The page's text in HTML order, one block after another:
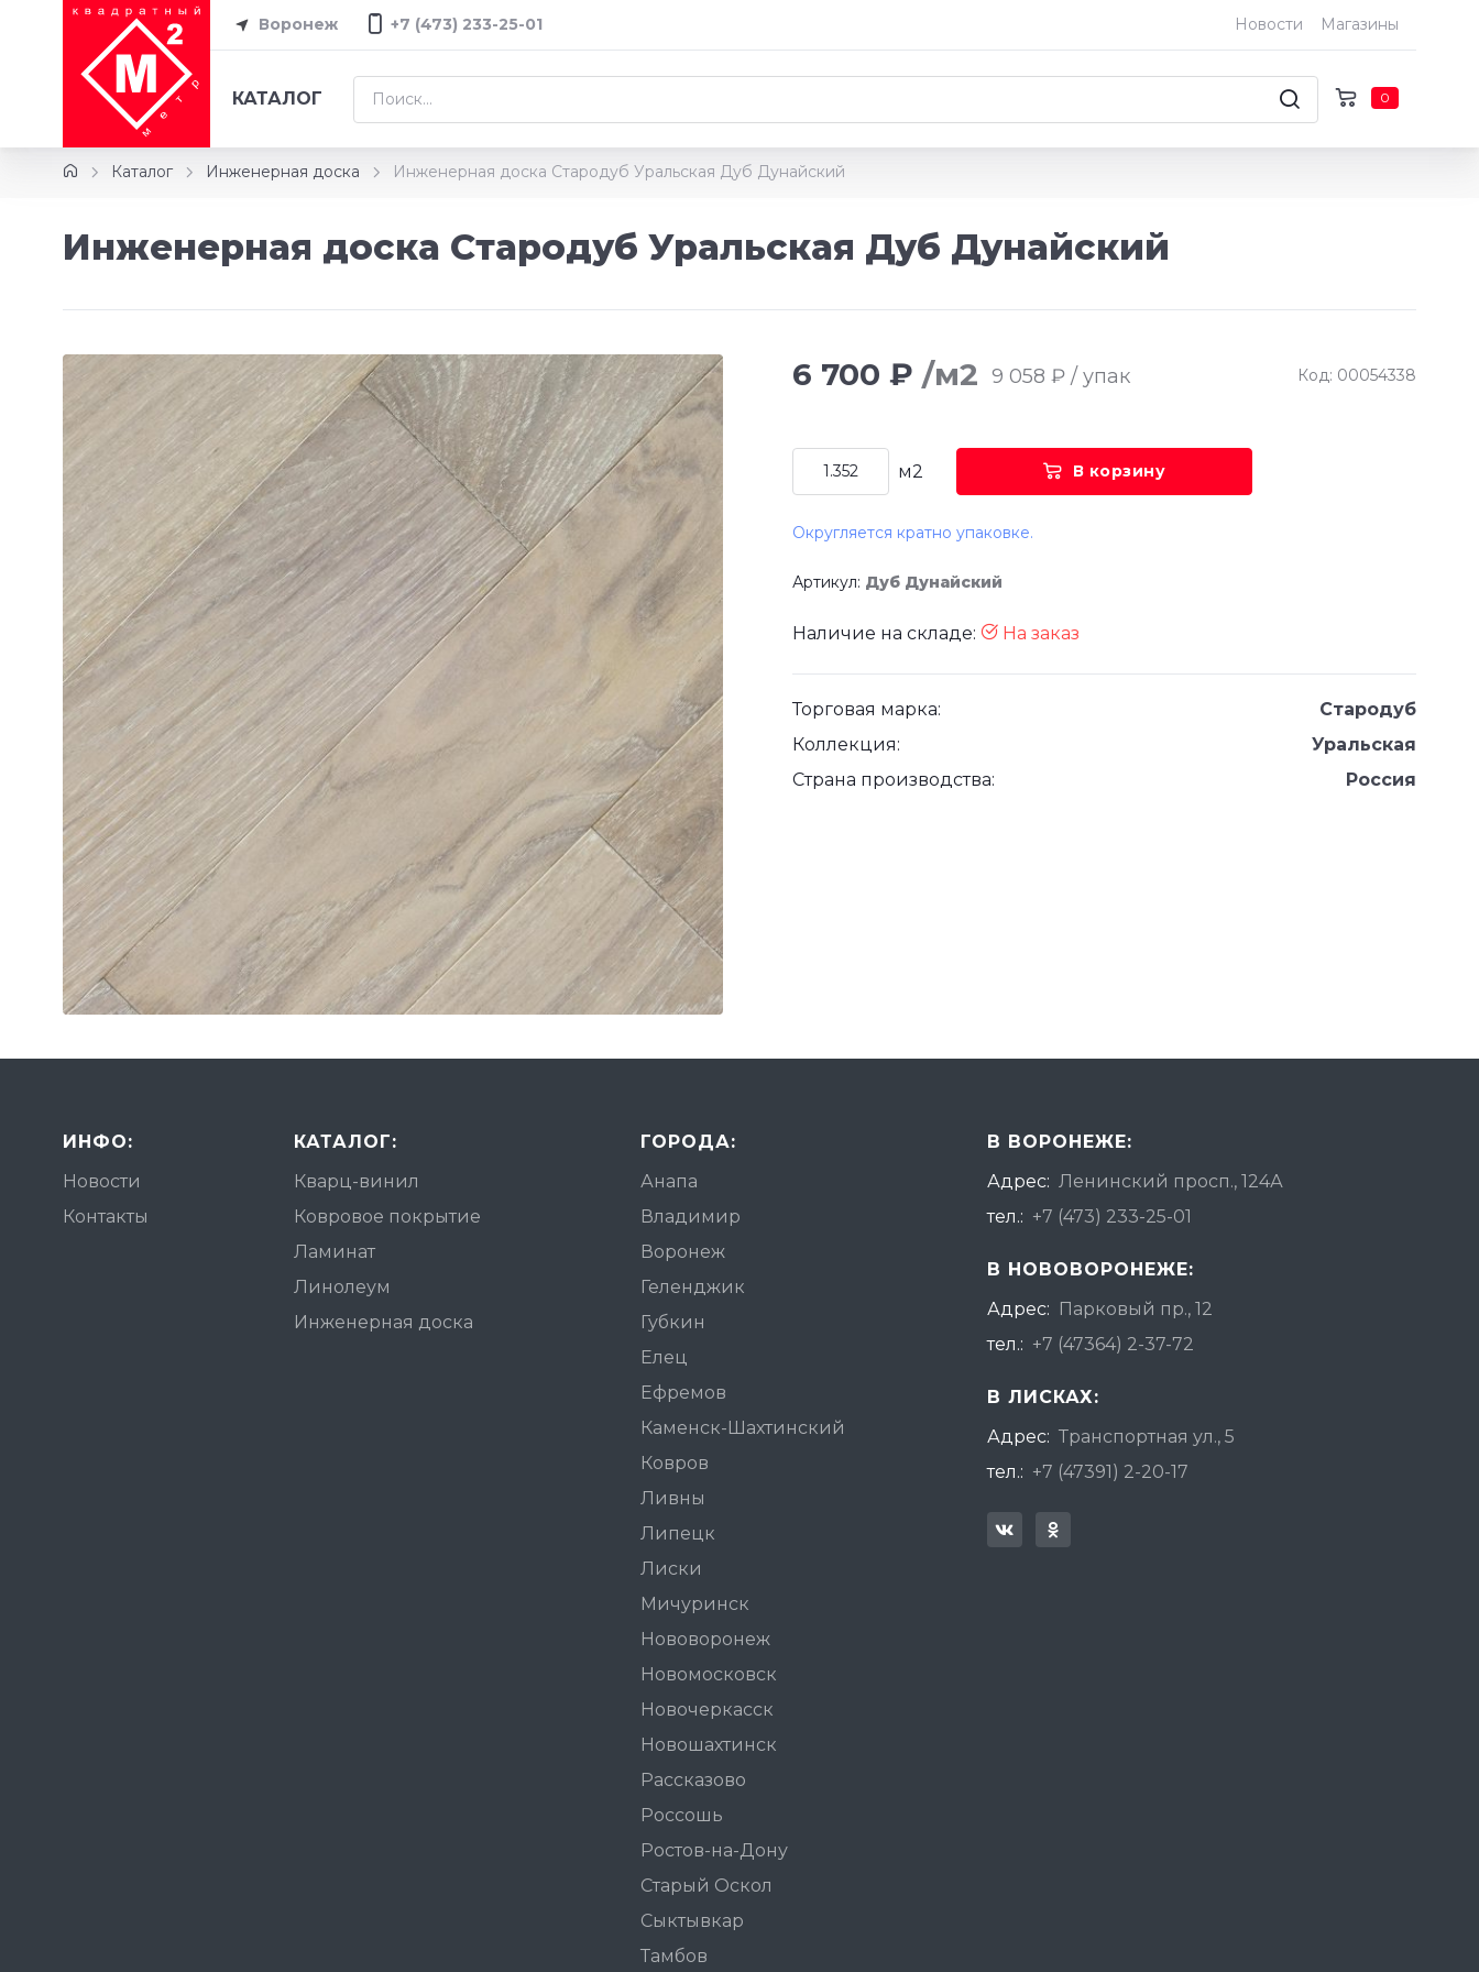
Воронеж +7 (473) 233-25-01 Новости Магазины
КАТАЛОГ 0
Каталог Инженерная доска Инженерная доска Стародуб Уральская Дуб Дунайский
Инженерная доска Стародуб Уральская Дуб Дунайский
6 700 ₽ /м2 9 058 ₽ / упак Код: 00054338
м2 В корзину
Округляется кратно упаковке.
Артикул: Дуб Дунайский
Наличие на складе: На заказ
Торговая марка:
Стародуб
Коллекция:
Уральская
Страна производства:
Россия
ИНФО:
Новости
Контакты
КАТАЛОГ:
Кварц-винил
Ковровое покрытие
Ламинат
Линолеум
Инженерная доска
ГОРОДА:
Анапа
Владимир
Воронеж
Геленджик
Губкин
Елец
Ефремов
Каменск-Шахтинский
Ковров
Ливны
Липецк
Лиски
Мичуринск
Нововоронеж
Новомосковск
Новочеркасск
Новошахтинск
Рассказово
Россошь
Ростов-на-Дону
Старый Оскол
Сыктывкар
Тамбов
В ВОРОНЕЖЕ:
Адрес: Ленинский просп., 124А
тел.: +7 (473) 233-25-01
В НОВОВОРОНЕЖЕ:
Адрес:
Парковый пр., 12
тел.: +7 (47364) 2-37-72
В ЛИСКАХ:
Адрес: Транспортная ул., 5
тел.: +7 (47391) 2-20-17